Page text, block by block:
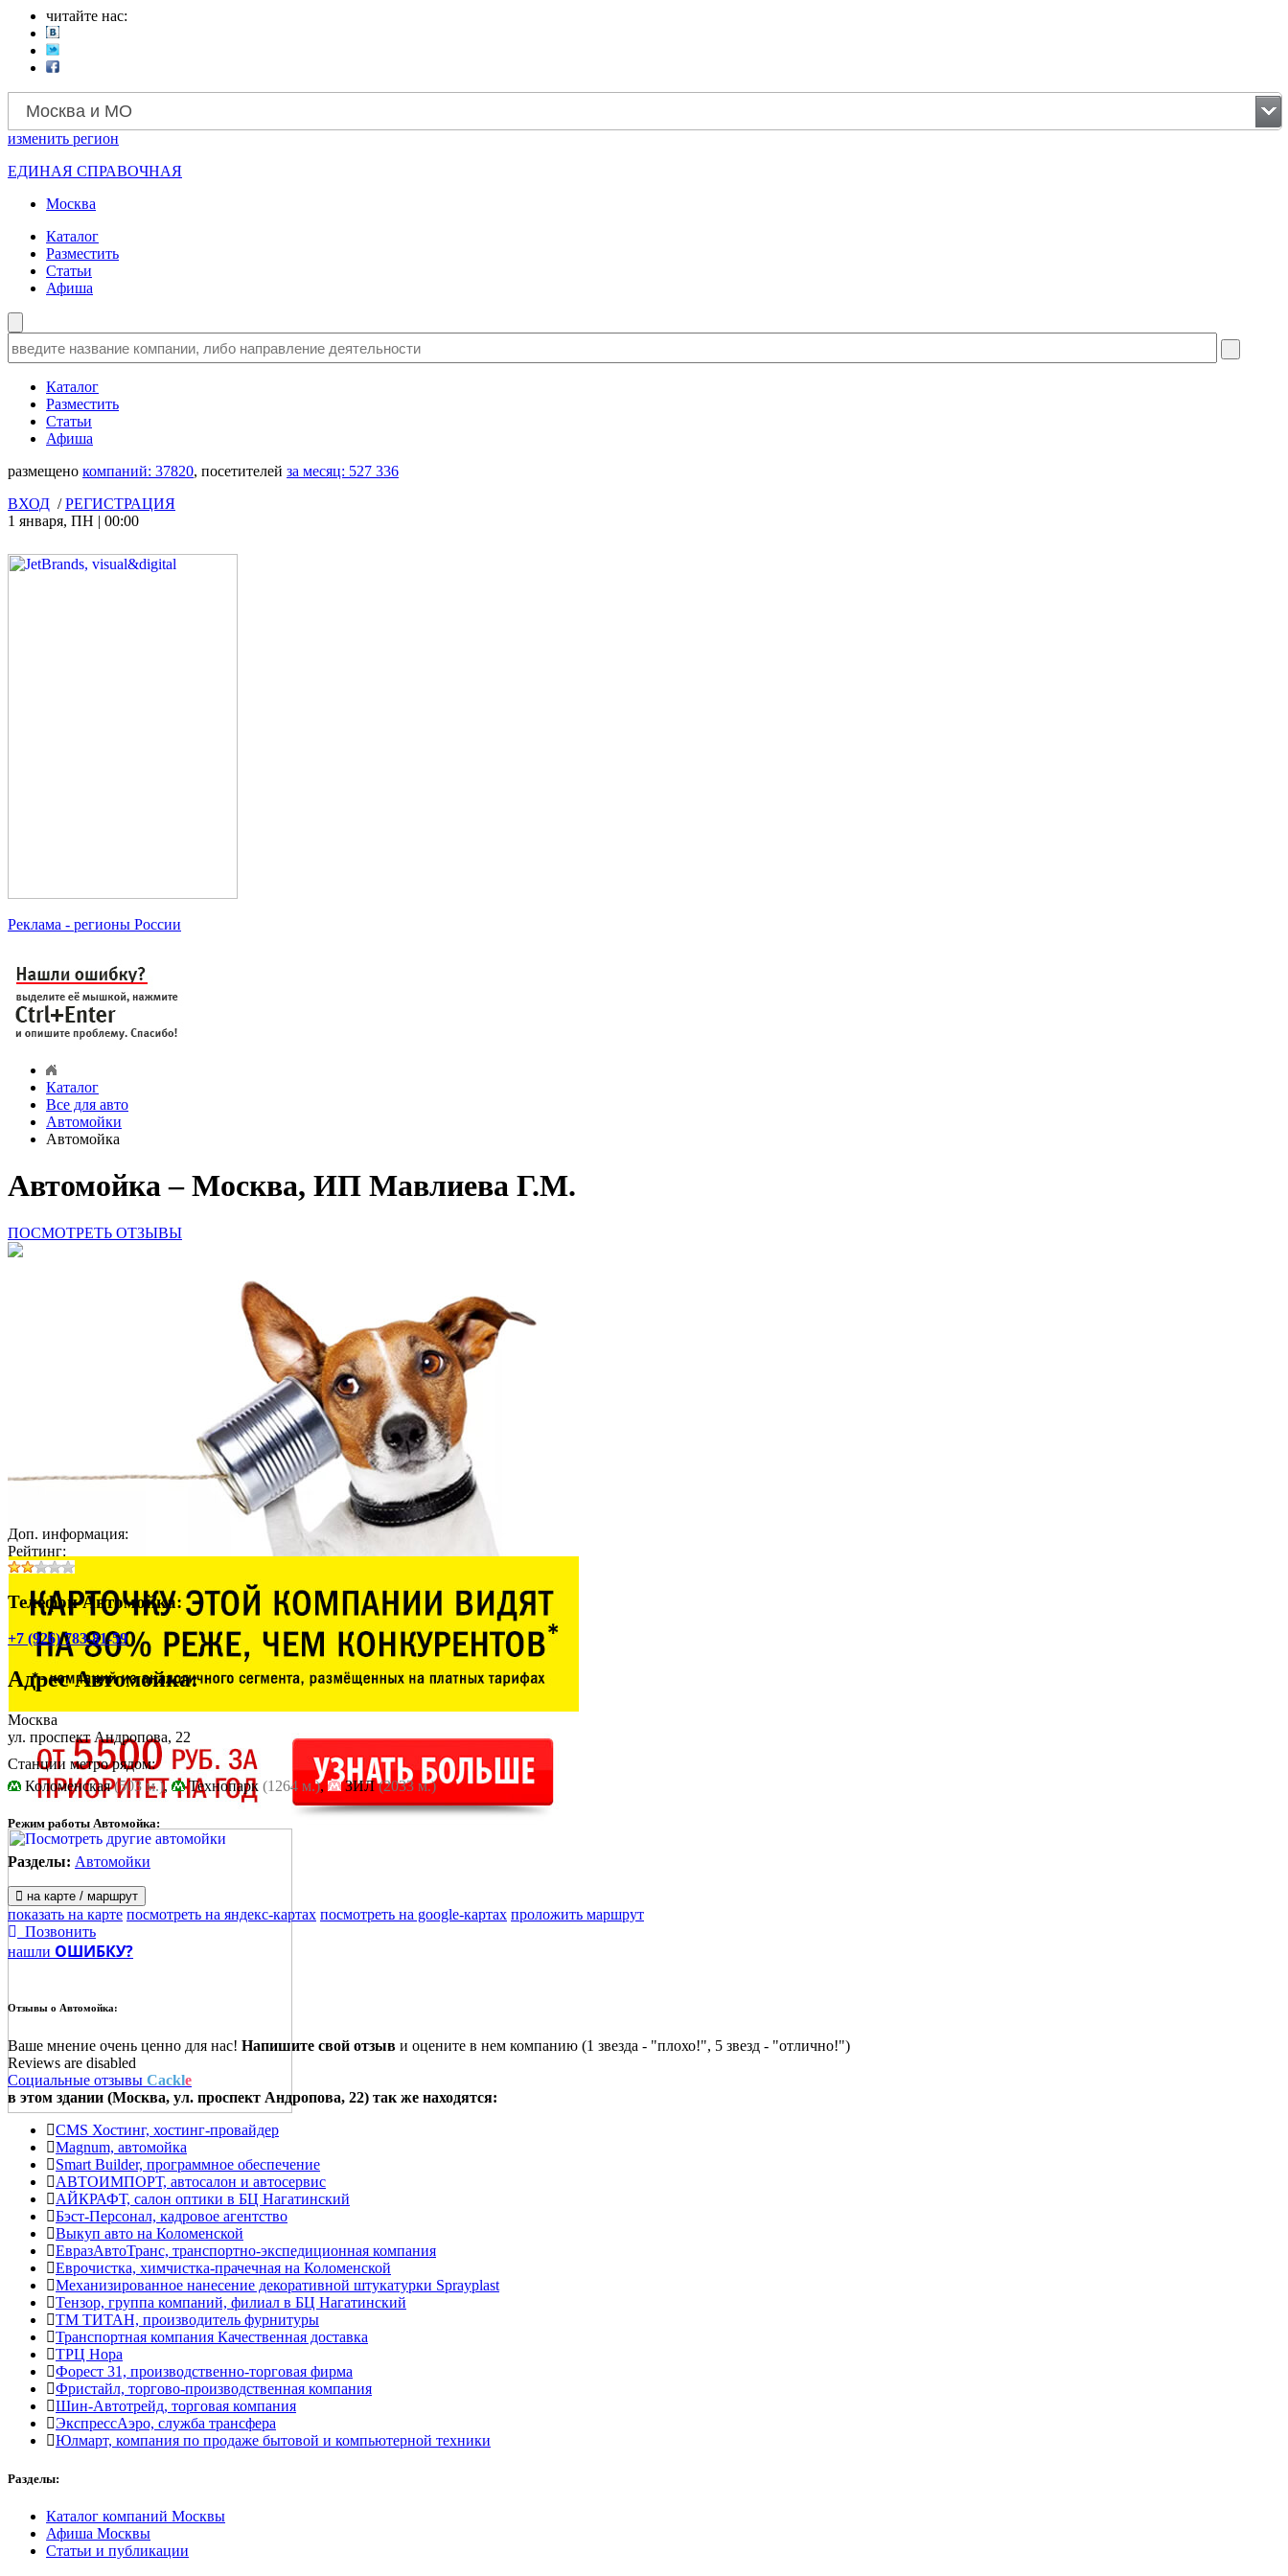
читайте нас:
Москва и МО
изменить регион
ЕДИНАЯ СПРАВОЧНАЯ
Москва
Каталог
Разместить
Статьи
Афиша
Каталог
Разместить
Статьи
Афиша
размещено компаний: 37820, посетителей за месяц: 527 336
ВХОД /РЕГИСТРАЦИЯ
1 января, ПН | 00:00
Реклама - регионы России
Каталог
Все для авто
Автомойки
Автомойка
Автомойка – Москва, ИП Мавлиева Г.М.
ПОСМОТРЕТЬ ОТЗЫВЫ
Доп. информация:
Рейтинг:
Телефон Автомойка:
+7 (926) 783-81-59
АдресАвтомойка:
Москва
ул. проспект Андропова, 22
Станции метро рядом:
Коломенская(503 м.), Технопарк (1264 м.), ЗИЛ(2033 м.)
Режим работы Автомойка:
Разделы: Автомойки
на карте / маршрут
показать на карте посмотреть на яндекс-картах посмотреть на google-картах проложить маршрут
Позвонить
нашли ОШИБКУ?
Отзывы о Автомойка:
Ваше мнение очень ценно для нас! Напишите свой отзыв и оцените в нем компанию (1 звезда - "плохо!", 5 звезд - "отлично!")
Reviews are disabled
Социальные отзывы Cackle
в этом здании (Москва, ул. проспект Андропова, 22) так же находятся:
CMS Хостинг, хостинг-провайдер
Magnum, автомойка
Smart Builder, программное обеспечение
АВТОИМПОРТ, автосалон и автосервис
АЙКРАФТ, салон оптики в БЦ Нагатинский
Бэст-Персонал, кадровое агентство
Выкуп авто на Коломенской
ЕвразАвтоТранс, транспортно-экспедиционная компания
Еврочистка, химчистка-прачечная на Коломенской
Механизированное нанесение декоративной штукатурки Sprayplast
Тензор, группа компаний, филиал в БЦ Нагатинский
ТМ ТИТАН, производитель фурнитуры
Транспортная компания Качественная доставка
ТРЦ Нора
Форест 31, производственно-торговая фирма
Фристайл, торгово-производственная компания
Шин-Автотрейд, торговая компания
ЭкспрессАэро, служба трансфера
Юлмарт, компания по продаже бытовой и компьютерной техники
Разделы:
Каталог компаний Москвы
Афиша Москвы
Статьи и публикации